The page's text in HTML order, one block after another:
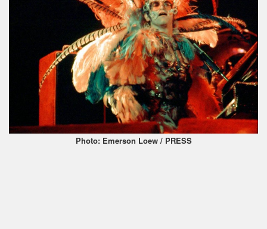
Photo: Emerson Loew / PRESS